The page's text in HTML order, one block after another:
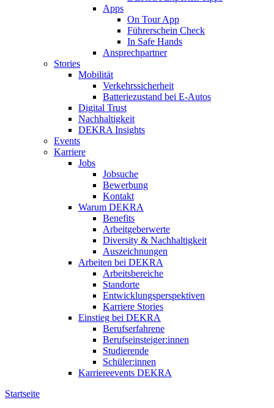
Apps
On Tour App
Führerschein Check
In Safe Hands
Ansprechpartner
Stories
Mobilität
Verkehrssicherheit
Batteriezustand bei E-Autos
Digital Trust
Nachhaltigkeit
DEKRA Insights
Events
Karriere
Jobs
Jobsuche
Bewerbung
Kontakt
Warum DEKRA
Benefits
Arbeitgeberwerte
Diversity & Nachhaltigkeit
Auszeichnungen
Arbeiten bei DEKRA
Arbeitsbereiche
Standorte
Entwicklungsperspektiven
Karriere Stories
Einstieg bei DEKRA
Berufserfahrene
Berufseinsteiger:innen
Studierende
Schüler:innen
Karriereevents DEKRA
Startseite